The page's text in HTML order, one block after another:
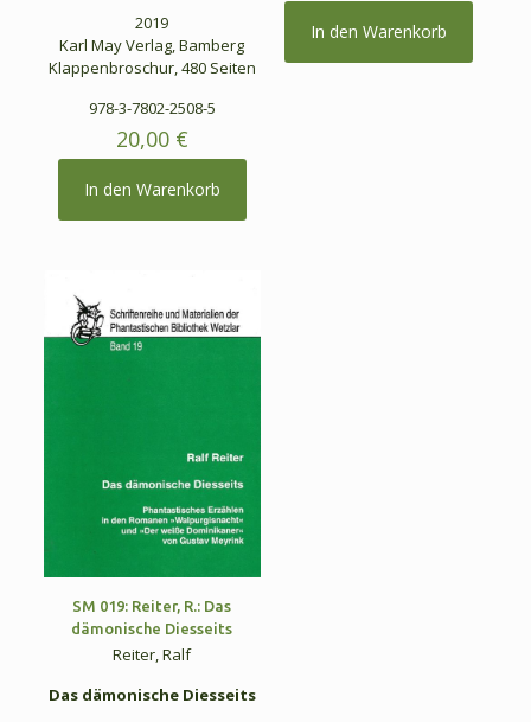
2019
Karl May Verlag, Bamberg
Klappenbroschur, 480 Seiten
978-3-7802-2508-5
20,00 €
In den Warenkorb
In den Warenkorb
SM 019: Reiter, R.: Das
dämonische Diesseits
Reiter, Ralf
Das dämonische Diesseits